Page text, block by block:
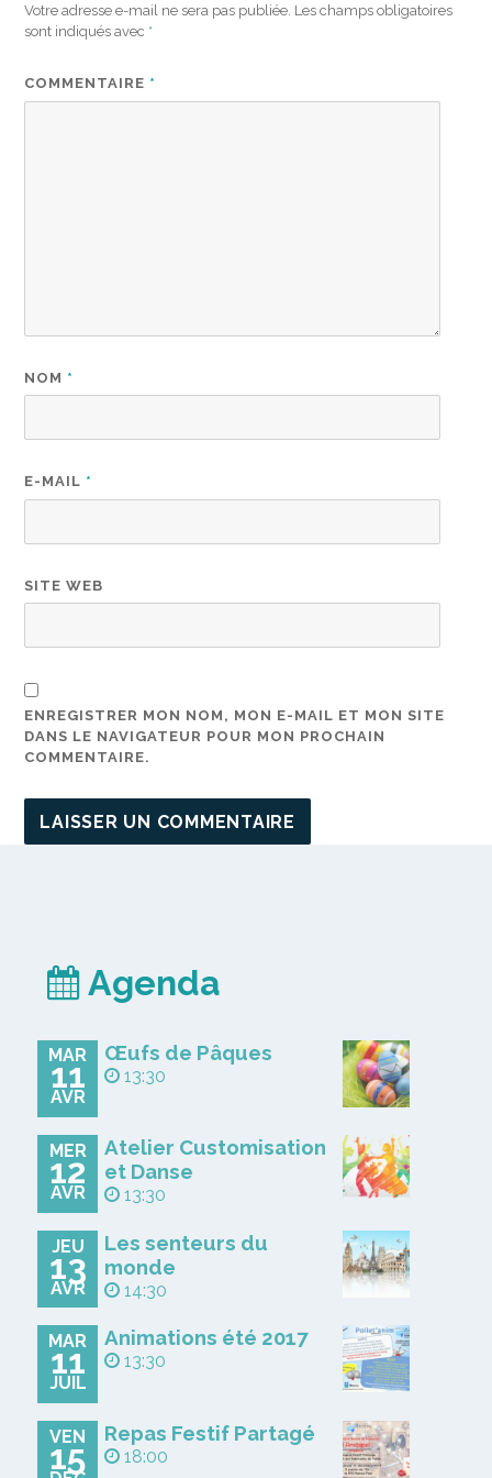
Votre adresse e-mail ne sera pas publiée. Les champs obligatoires
sont indiqués avec *
COMMENTAIRE *
NOM *
E-MAIL *
SITE WEB
ENREGISTRER MON NOM, MON E-MAIL ET MON SITE
DANS LE NAVIGATEUR POUR MON PROCHAIN
COMMENTAIRE.
Agenda
MAR
11
AVR
Œufs de Pâques
13:30
MER
12
AVR
Atelier Customisation
et Danse
13:30
JEU
13
AVR
Les senteurs du
monde
14:30
MAR
11
JUIL
Animations été 2017
13:30
VEN
15
Repas Festif Partagé
18:00